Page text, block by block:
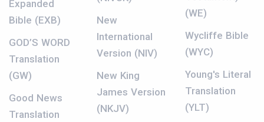
Expanded
Bible (EXB)
GOD’S WORD
Translation
(GW)
Good News
Translation
New
International
Version (NIV)
New King
James Version
(NKJV)
(WE)
Wycliffe Bible
(WYC)
Young's Literal
Translation
(YLT)